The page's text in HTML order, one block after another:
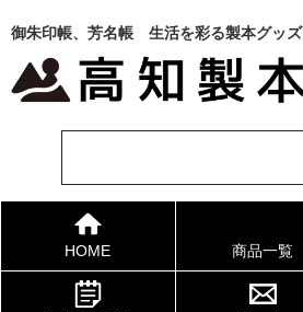
御朱印帳、芳名帳 生活を彩る製本グッズ
HOME 商品一覧